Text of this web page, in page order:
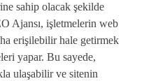
sahip olacak şekilde
Ajansı, işletmelerin web
erişilebilir hale getirmek
yapar. Bu sayede,
ulaşabilir ve sitenin